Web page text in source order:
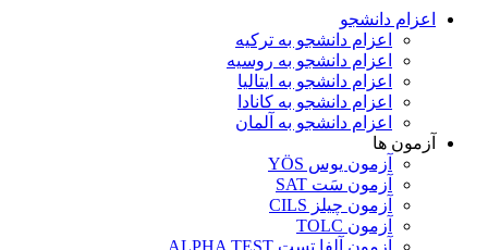
اعزام دانشجو
اعزام دانشجو به ترکیه
اعزام دانشجو به روسیه
اعزام دانشجو به ایتالیا
اعزام دانشجو به کانادا
اعزام دانشجو به آلمان
آزمون ها
آزمون یوس YÖS
آزمون سَت SAT
آزمون چیلز CILS‌
آزمون TOLC
آزمون آلفا تست ALPHA TEST